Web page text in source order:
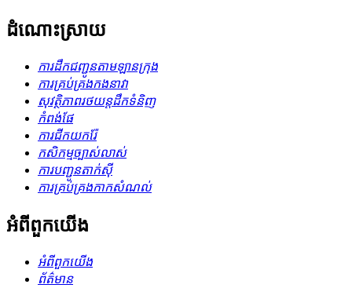
ដំណោះស្រាយ
ការដឹកជញ្ជូនតាមឡានក្រុង
ការគ្រប់គ្រងកងនាវា
សុវត្ថិភាពរថយន្តដឹកទំនិញ
កំពង់ផែ
ការជីកយករ៉ែ
កសិកម្មច្បាស់លាស់
ការបញ្ជូនតាក់ស៊ី
ការគ្រប់គ្រងកាកសំណល់
អំពី​ពួក​យើង
អំពី​ពួក​យើង
ព័ត៌មាន